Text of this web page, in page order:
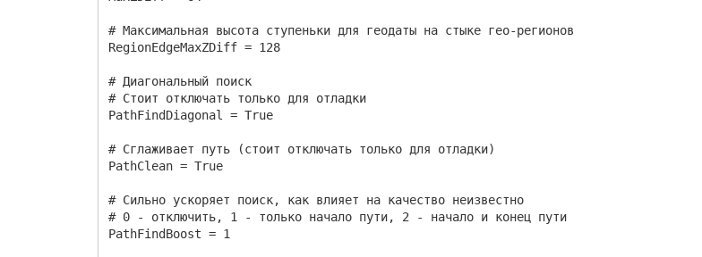
# Максимальная высота ступеньки для геодаты на стыке гео-регионов
RegionEdgeMaxZDiff = 128
# Диагональный поиск
# Стоит отключать только для отладки
PathFindDiagonal = True
# Сглаживает путь (стоит отключать только для отладки)
PathClean = True
# Сильно ускоряет поиск, как влияет на качество неизвестно
# 0 - отключить, 1 - только начало пути, 2 - начало и конец пути
PathFindBoost = 1